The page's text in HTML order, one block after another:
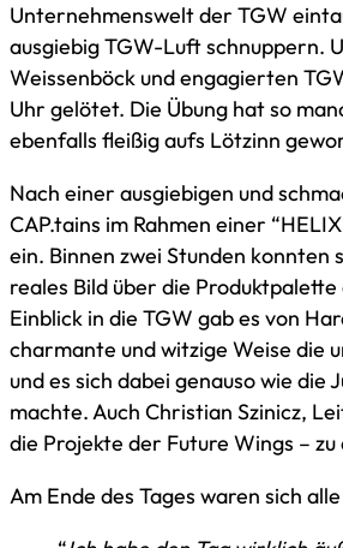
Unternehmenswelt der TGW
ausgiebig TGW-Luft schnuppern.
Weissenböck und engagierten
Uhr gelötet. Die Übung hat so
ebenfalls fleißig aufs Lötzinn
Nach einer ausgiebigen und
CAP.tains im Rahmen einer
ein. Binnen zwei Stunden konnten
reales Bild über die
Einblick in die TGW gab es von
charmante und witzige Weise die
und es sich dabei genauso wie
machte. Auch Christian Szinicz,
die Projekte der Future Wings –
Am Ende des Tages waren sich